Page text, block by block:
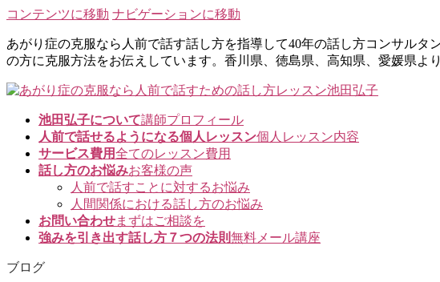
コンテンツに移動 ナビゲーションに移動
あがり症の克服なら人前で話す話し方を指導して40年の話し方コンサル
の方に克服方法をお伝えしています。香川県、徳島県、高知県、愛媛県よ
池田弘子について講師プロフィール
人前で話せるようになる個人レッスン個人レッスン内容
サービス費用全てのレッスン費用
話し方のお悩みお客様の声
人前で話すことに対するお悩み
人間関係における話し方のお悩み
お問い合わせまずはご相談を
強みを引き出す話し方７つの法則無料メール講座
ブログ